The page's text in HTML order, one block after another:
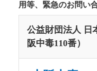
用等、緊急のお問い
公益財団法人 日
阪中毒110番）